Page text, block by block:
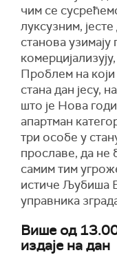
чим се
луксузним,
станова
Проблем на
стана дан јесу,
што је Нова
апартман
три особе у
прославе, да не
самим тим
истиче Љубиша
управника
Више од
издаје на дан